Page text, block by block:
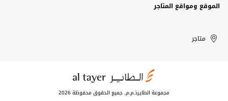
الموقع ومواقع المتاجر
United
Arab
Kuwait
الإمارات
العربية
الكويت
متاجر
مجموعة الطايرذ.م.م. جميع الحقوق محفوظة 2026